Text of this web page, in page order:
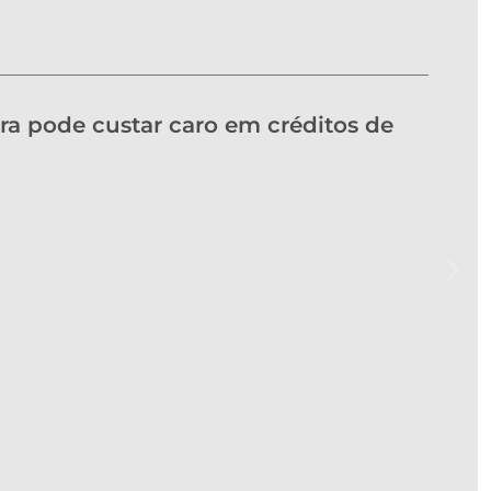
pode custar caro em créditos de